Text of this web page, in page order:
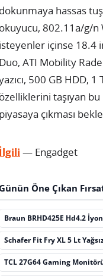
dokunmaya hassas
okuyucu, 802.11a/g/n
isteyenler içinse 18.4
Duo, ATI Mobility
500 GB HDD,
özelliklerini taşıyan
piyasaya çıkması
İlgili — Engadget
Öne Çıkan
Braun BRHD425E Hd4.2
Schafer Fit Fry XL 5 Lt
TCL 27G64 Gaming